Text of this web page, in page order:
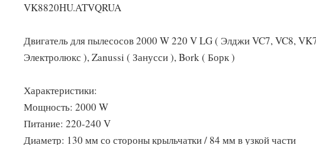
VK8820HU.ATVQRUA
Двигатель для пылесосов 2000 W 220 V LG ( Элджи VC7, VC8,
Электролюкс ), Zanussi ( Занусси ), Bork ( Борк )
Характеристики:
Мощность: 2000 W
Питание: 220-240 V
Диаметр: 130 мм со стороны крыльчатки / 84 мм в узкой части